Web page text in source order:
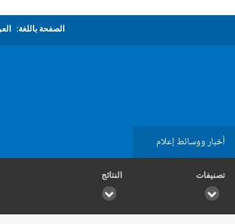
الصفحة باللغة:
أخبار ووسائط إعلام
تصنيفات النتائج